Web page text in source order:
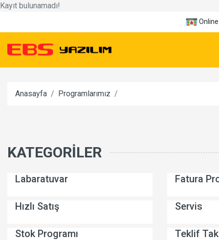
Kayıt bulunamadı!
Anasayfa Programlarımız
KATEGORILER
Labaratuvar Fatura
Hızlı Satış Servis
Stok Programı Teklif